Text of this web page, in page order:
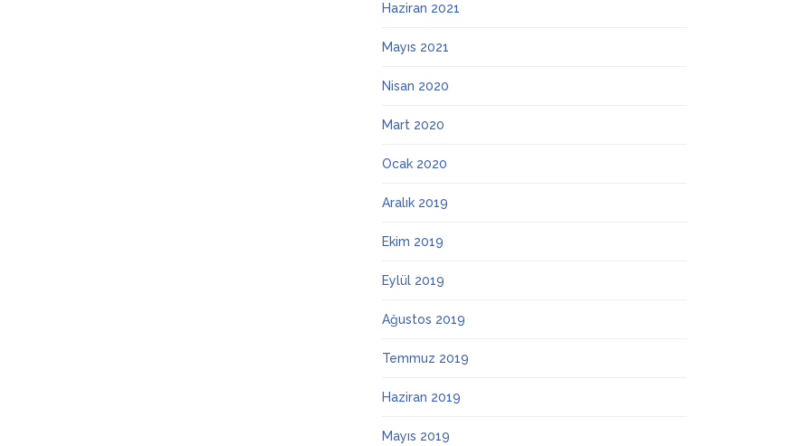
Haziran 2021
Mayıs 2021
Nisan 2020
Mart 2020
Ocak 2020
Aralık 2019
Ekim 2019
Eylül 2019
Ağustos 2019
Temmuz 2019
Haziran 2019
Mayıs 2019